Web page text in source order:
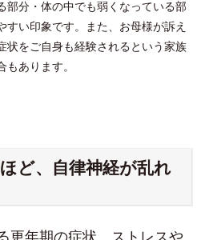
部分・体の中でも弱くなっている部
すい印象です。また、お母様が訴え
状をご自身も経験されるという家族
あります。
ど、自律神経が乱れ
更年期の症状。ストレスや